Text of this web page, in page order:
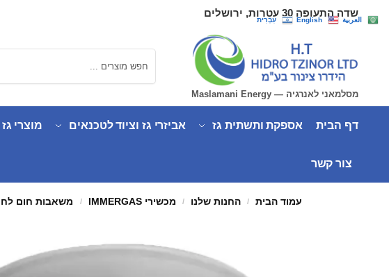
שדה התעופה 30 עטרות, ירושלים
מסלמאני לאנרגיה — Maslamani Energy
דף הבית אספקת ותשתית גז אביזרי גז וציוד לטכנאים מוצרי
צור קשר
עמוד הבית / החנות שלנו / מכשירי IMMERGAS / משאבות חום
العربية English עִבְרִית